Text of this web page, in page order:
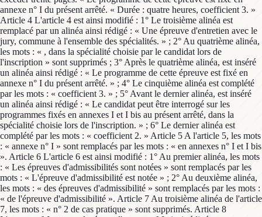
annexe n° I du présent arrêté. « Durée : quatre heures, coefficient 3. »
Article 4 L'article 4 est ainsi modifié : 1° Le troisième alinéa est
remplacé par un alinéa ainsi rédigé : « Une épreuve d'entretien avec le
jury, commune à l'ensemble des spécialités. » ; 2° Au quatrième alinéa,
les mots : « , dans la spécialité choisie par le candidat lors de
l'inscription » sont supprimés ; 3° Après le quatrième alinéa, est inséré
un alinéa ainsi rédigé : « Le programme de cette épreuve est fixé en
annexe n° I du présent arrêté. » ; 4° Le cinquième alinéa est complété
par les mots : « coefficient 3. » ; 5° Avant le dernier alinéa, est inséré
un alinéa ainsi rédigé : « Le candidat peut être interrogé sur les
programmes fixés en annexes I et I bis au présent arrêté, dans la
spécialité choisie lors de l'inscription. » ; 6° Le dernier alinéa est
complété par les mots : « coefficient 2. » Article 5 A l'article 5, les mots
: « annexe n° I » sont remplacés par les mots : « en annexes n° I et I bis
». Article 6 L'article 6 est ainsi modifié : 1° Au premier alinéa, les mots
: « Les épreuves d'admissibilités sont notées » sont remplacés par les
mots : « L'épreuve d'admissibilité est notée » ; 2° Au deuxième alinéa,
les mots : « des épreuves d'admissibilité » sont remplacés par les mots :
« de l'épreuve d'admissibilité ». Article 7 Au troisième alinéa de l'article
7, les mots : « n° 2 de cas pratique » sont supprimés. Article 8